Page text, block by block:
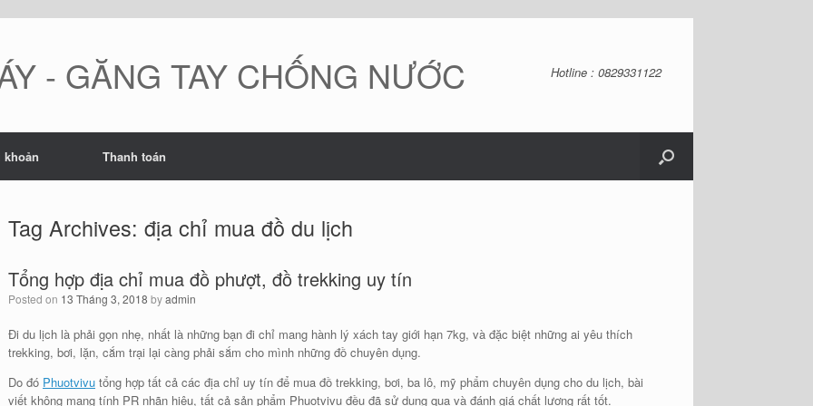
- GĂNG TAY CHỐNG NƯỚC Hotline : 0829331122
khoản Thanh toán
Tag Archives:địa chỉ mua đồ du lịch
Tổng hợp địa chỉ mua đồ phượt, đồ trekking uy tín
Posted on 13 Tháng 3, 2018 byadmin
Đi du lịch là phải gọn nhẹ, nhất là những bạn đi chỉ mang hành lý xách tay giới hạn 7kg, và đặc biệt những ai yêu thích
trekking, bơi, lặn, cắm trại lại càng phải sắm cho mình những đồ chuyên dụng.
Do đó Phuotvivu tổng hợp tất cả các địa chỉ uy tín để mua đồ trekking, bơi, ba lô, mỹ phẩm chuyên dụng cho du lịch, bài
viết không mang tính PR nhãn hiệu, tất cả sản phẩm Phuotvivu đều đã sử dụng qua và đánh giá chất lượng rất tốt.